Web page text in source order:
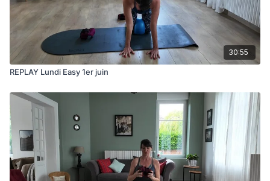
30:55
REPLAY Lundi Easy 1er juin